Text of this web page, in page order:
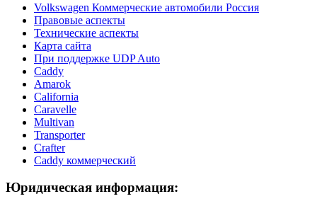
Volkswagen Коммерческие автомобили Россия
Правовые аспекты
Технические аспекты
Карта сайта
При поддержке UDP Auto
Caddy
Amarok
California
Caravelle
Multivan
Transporter
Crafter
Caddy коммерческий
Юридическая информация: